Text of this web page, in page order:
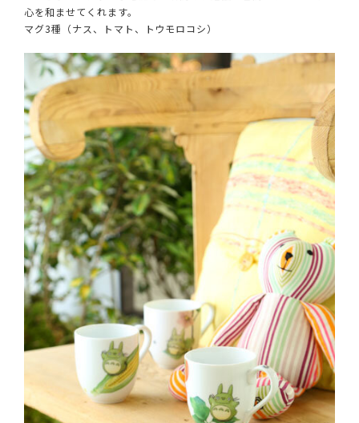
心を和ませてくれます。
マグ3種（ナス、トマト、トウモロコシ）